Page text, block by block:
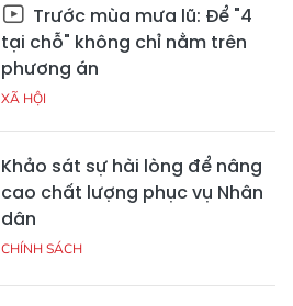
Trước mùa mưa lũ: Để "4
tại chỗ" không chỉ nằm trên
phương án
XÃ HỘI
Khảo sát sự hài lòng để nâng
cao chất lượng phục vụ Nhân
dân
CHÍNH SÁCH